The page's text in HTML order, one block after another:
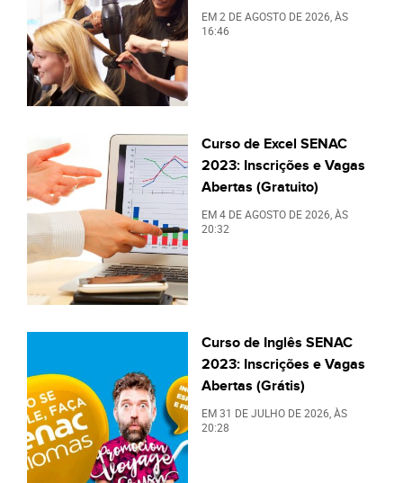
EM2 DE AGOSTO DE 2026 , ÀS
16:46
Curso de Excel SENAC
2023: Inscrições e Vagas
Abertas (Gratuito)
EM4 DE AGOSTO DE 2026, ÀS
20:32
Curso de Inglês SENAC
2023: Inscrições e Vagas
Abertas (Grátis)
EM31 DE JULHO DE 2026 , ÀS
20:28